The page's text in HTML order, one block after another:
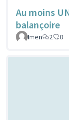
Au moins
balançoire
Imen
2 0